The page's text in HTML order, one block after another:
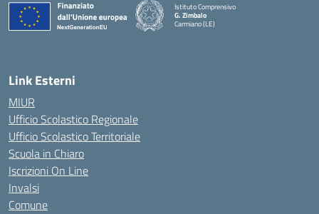
Istituto Comprensivo
G. Zimbalo
Carmiano (LE)
Link Esterni
MIUR
Ufficio Scolastico Regionale
Ufficio Scolastico Territoriale
Scuola in Chiaro
Iscrizioni On Line
Invalsi
Comune